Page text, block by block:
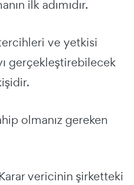
ilk adımıdır.
ve yetkisi
gerçekleştirebilecek
olmanız gereken
vericinin şirketteki